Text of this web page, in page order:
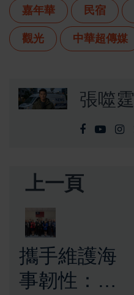
嘉年華 民宿
觀光 中華超傳媒
張噬霆
上一頁
攜手維護海
事韌性：中